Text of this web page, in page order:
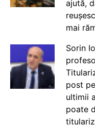
ajută,
mai
Sorin
post
ultimii
poate